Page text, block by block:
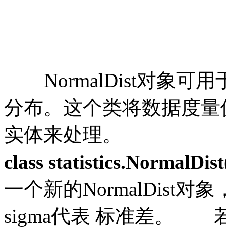
NormalDist对象可
分布。这个类将数据度
实体来处理。
class
一个新的NormalDist对象
sigma代表 标准差。